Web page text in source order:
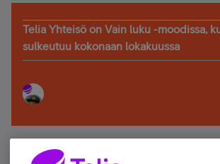
Telia Yhteisö on Vain luku -moodissa,
sulkeutuu kokonaan lokakuussa